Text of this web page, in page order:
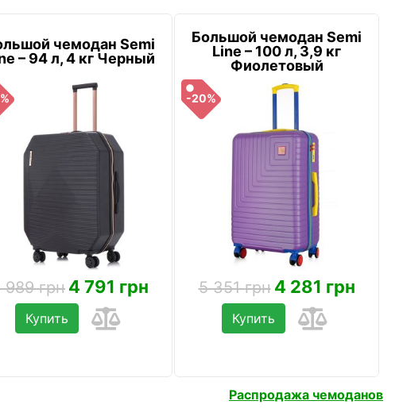
чемодан Semi
– 94 л, 4 кг Черный
989 грн 4 791 грн
Купить
Большой чемодан Semi
Line – 100 л, 3,9 кг
Фиолетовый
-20%
5 351 грн 4 281 грн
Купить
Распродажа чемоданов